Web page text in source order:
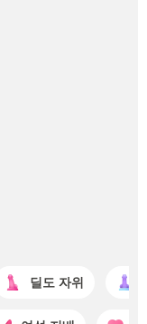
딜도 자위